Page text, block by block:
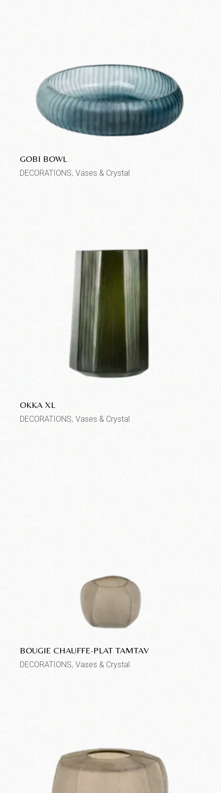
GOBI BOWL
DECORATIONS Vases & Crystal
OKKA XL
DECORATIONS Vases & Crystal
BOUGIE CHAUFFE-PLAT TAMTAV
DECORATIONS Vases & Crystal